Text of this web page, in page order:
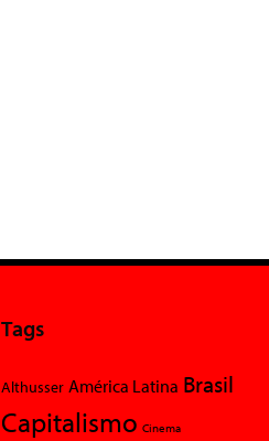
Tags
Althusser América Latina Brasil
Capitalismo Cinema